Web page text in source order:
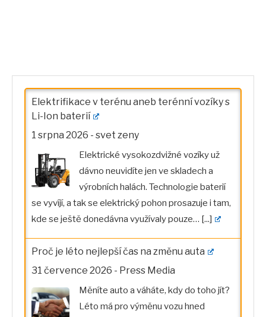
Elektrifikace v terénu aneb terénní vozíky s
Li-Ion baterií
1 srpna 2026-svet zeny
Elektrické vysokozdvižné vozíky už
dávno neuvidíte jen ve skladech a
výrobních halách. Technologie baterií
se vyvíjí, a tak se elektrický pohon prosazuje i tam,
kde se ještě donedávna využívaly pouze…[...]
Proč je léto nejlepší čas na změnu auta
31 července 2026-Press Media
Léto má pro výměnu vozu hned
několik výhod, na které se snadno